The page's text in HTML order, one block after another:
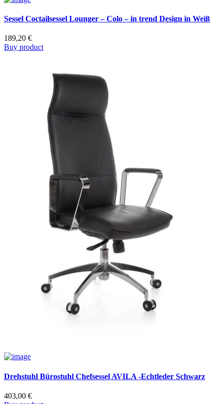
Sessel Coctailsessel Lounger – Colo – in trend Design in Weiß
189,20 €
Buy product
Drehstuhl Bürostuhl Chefsessel AVILA -Echtleder Schwarz
403,00 €